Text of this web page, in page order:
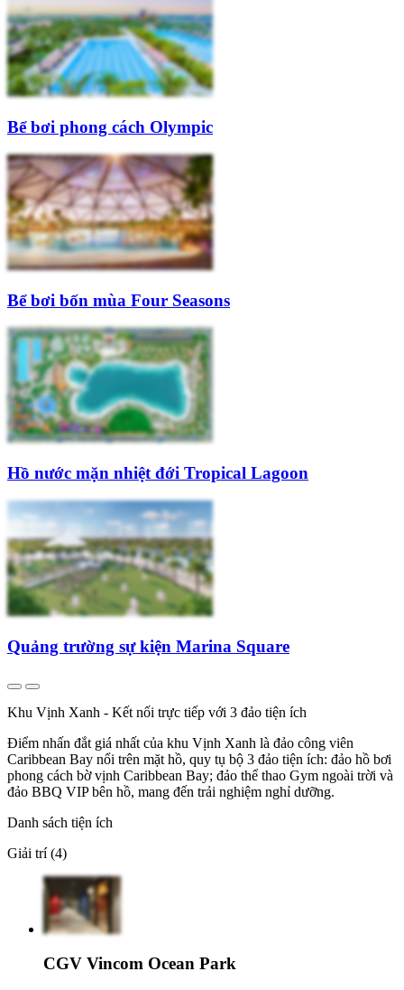
Bể bơi phong cách Olympic
Bể bơi bốn mùa Four Seasons
Hồ nước mặn nhiệt đới Tropical Lagoon
Quảng trường sự kiện Marina Square
Khu Vịnh Xanh - Kết nối trực tiếp với 3 đảo tiện ích
Điểm nhấn đắt giá nhất của khu Vịnh Xanh là đảo công viên
Caribbean Bay nổi trên mặt hồ, quy tụ bộ 3 đảo tiện ích: đảo hồ bơi
phong cách bờ vịnh Caribbean Bay; đảo thể thao Gym ngoài trời và
đảo BBQ VIP bên hồ, mang đến trải nghiệm nghỉ dưỡng.
Danh sách tiện ích
Giải trí (4)
CGV Vincom Ocean Park